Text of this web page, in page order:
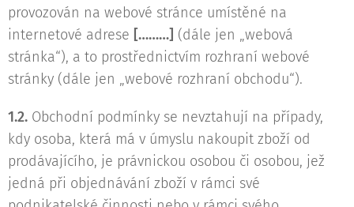
provozován na webové stránce umístěné na
internetové adrese [………] (dále jen „webová
stránka“), a to prostřednictvím rozhraní webové
stránky (dále jen „webové rozhraní obchodu“).
1.2. Obchodní podmínky se nevztahují na případy,
kdy osoba, která má v úmyslu nakoupit zboží od
prodávajícího, je právnickou osobou či osobou, jež
jedná při objednávání zboží v rámci své